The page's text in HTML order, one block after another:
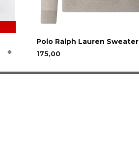
Polo Ralph Lauren Sweater
175,00